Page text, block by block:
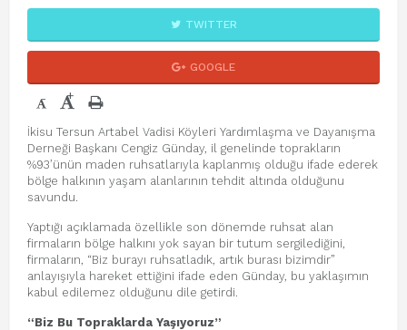
TWITTER
GOOGLE
- +
İkisu Tersun Artabel Vadisi Köyleri Yardımlaşma ve Dayanışma
Derneği Başkanı Cengiz Günday, il genelinde toprakların
%93’ünün maden ruhsatlarıyla kaplanmış olduğu ifade ederek
bölge halkının yaşam alanlarının tehdit altında olduğunu
savundu.
Yaptığı açıklamada özellikle son dönemde ruhsat alan
firmaların bölge halkını yok sayan bir tutum sergilediğini,
firmaların, “Biz burayı ruhsatladık, artık burası bizimdir”
anlayışıyla hareket ettiğini ifade eden Günday, bu yaklaşımın
kabul edilemez olduğunu dile getirdi.
“Biz Bu Topraklarda Yaşıyoruz”